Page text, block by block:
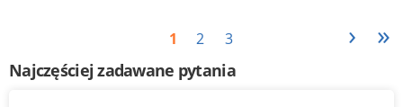
1 2 3 › »
Najczęściej zadawane pytania